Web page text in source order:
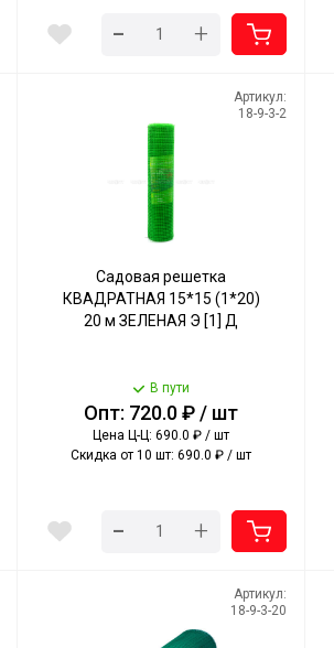
- +
Артикул:
18-9-3-2
Садовая решетка
КВАДРАТНАЯ 15*15 (1*20)
20 м ЗЕЛЕНАЯ Э [1] Д
В пути
Опт: 720.0 ₽ / шт
Цена Ц-Ц: 690.0 ₽ / шт
Скидка от 10 шт: 690.0 ₽ / шт
- +
Артикул:
18-9-3-20